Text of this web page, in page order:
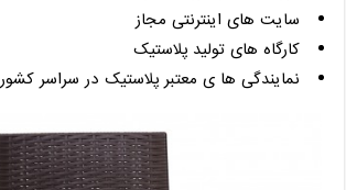
سایت های اینترنتی مجاز
کارگاه های تولید پلاستیک
نمایندگی ها ی معتبر پلاستیک در سراسر کشور